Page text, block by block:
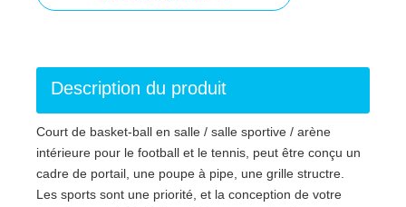
Description du produit
Court de basket-ball en salle / salle sportive / arène
intérieure pour le football et le tennis, peut être conçu un
cadre de portail, une poupe à pipe, une grille structre.
Les sports sont une priorité, et la conception de votre